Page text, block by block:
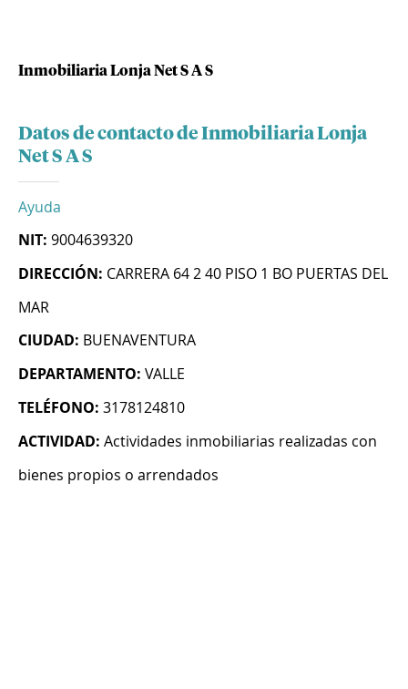
Inmobiliaria Lonja Net S A S
Datos de contacto de Inmobiliaria Lonja
Net S A S
Ayuda
NIT: 9004639320
DIRECCIÓN: CARRERA 64 2 40 PISO 1 BO PUERTAS DEL
MAR
CIUDAD: BUENAVENTURA
DEPARTAMENTO: VALLE
TELÉFONO: 3178124810
ACTIVIDAD: Actividades inmobiliarias realizadas con
bienes propios o arrendados